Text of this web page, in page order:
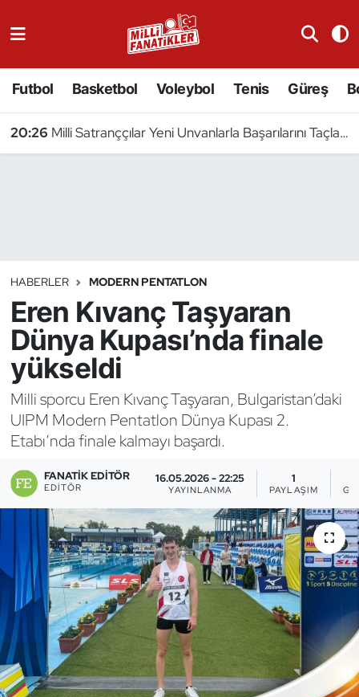
Futbol Basketbol Voleybol Tenis Güreş
20:26 Milli Satranççılar Yeni Unvanlarla Başarılarını Taçlandırdı
HABERLER MODERN PENTATLON
Eren Kıvanç Taşyaran
Dünya Kupası’nda finale
yükseldi
Milli sporcu Eren Kıvanç Taşyaran, Bulgaristan’daki
UIPM Modern Pentatlon Dünya Kupası 2.
Etabı’nda finale kalmayı başardı.
FANATIK EDITÖR
EDITÖR
16.05.2026 - 22:25
YAYINLANMA
1
PAYLAŞIM
Badminton
Binicilik
Bisiklet
Boks
Briç
Buz Hokeyi
Buz Pateni
Çim Hokeyi
Cimnastik
Curling